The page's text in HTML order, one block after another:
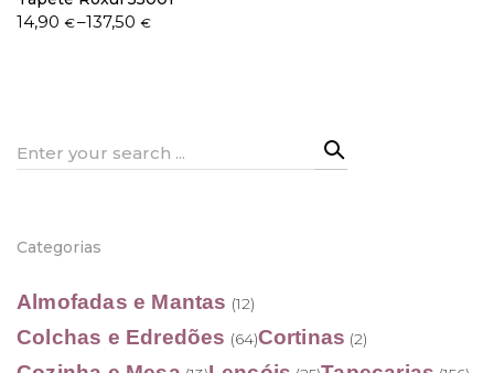
14,90 €–137,50€
Price
Search
Categorias
Almofadas e Mantas (12)
Colchas e Edredões (64)Cortinas (2)